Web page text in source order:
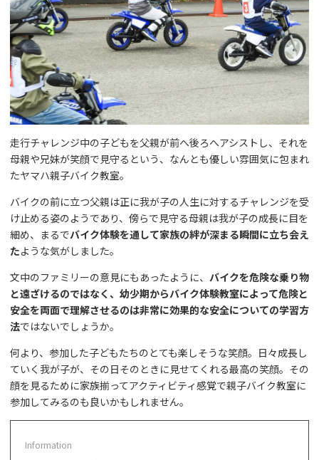
走行チャレンジ中の子どもを父親が前へ後ろへアシストし、それを
母親や兄妹が笑顔で見守るという、なんとも優しい雰囲気に包まれ
たヤマハ親子バイク教室。
バイクの前に立つ父親は正に我が子の人生に対するチャレンジを受
け止める姿のようであり、傍らで見守る母親は我が子の成長に目を
細め、まるでバイク体験を通して家族の絆が深まる瞬間に立ち会え
たような気がしました。
文中のファミリーの意見にもあったように、 バイクを危険な乗り物
と遠ざけるのではなく、幼少期からバイク体験教室によって危険と
安全を両面で理解させるのは非常に効果的な安全についての学習方
法ではないでしょうか。
何より、参加した子どもたちのとても楽しそうな笑顔。日々成長し
ていく我が子が、その日そのときに見せてくれる最高の笑顔。その
顔を見るために家族揃ってアクティビティ感覚で親子バイク教室に
参加してみるのも良いかもしれません。